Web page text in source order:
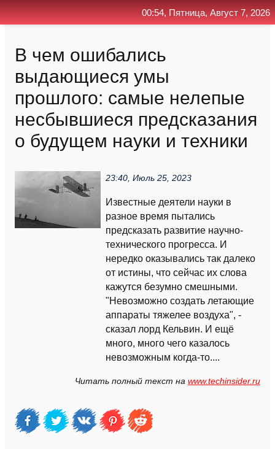
В чем ошибались
выдающиеся умы
прошлого: самые нелепые
несбывшиеся предсказания
о будущем науки и техники
23:40, Июль 25, 2023
Известные деятели науки в
разное время пытались
предсказать развитие научно-
технического прогресса. И
нередко оказывались так далеко
от истины, что сейчас их слова
кажутся безумно смешными.
"Невозможно создать летающие
аппараты тяжелее воздуха", -
сказал лорд Кельвин. И ещё
много, много чего казалось
невозможным когда-то....
Читать полный текст на www.techinsider.ru
00:54, Пятница, Август 7, 2026